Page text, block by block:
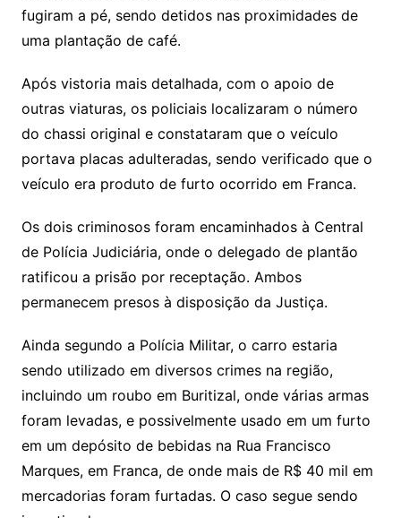
fugiram a pé, sendo detidos nas proximidades de
uma plantação de café.
Após vistoria mais detalhada, com o apoio de
outras viaturas, os policiais localizaram o número
do chassi original e constataram que o veículo
portava placas adulteradas, sendo verificado que o
veículo era produto de furto ocorrido em Franca.
Os dois criminosos foram encaminhados à Central
de Polícia Judiciária, onde o delegado de plantão
ratificou a prisão por receptação. Ambos
permanecem presos à disposição da Justiça.
Ainda segundo a Polícia Militar, o carro estaria
sendo utilizado em diversos crimes na região,
incluindo um roubo em Buritizal, onde várias armas
foram levadas, e possivelmente usado em um furto
em um depósito de bebidas na Rua Francisco
Marques, em Franca, de onde mais de R$ 40 mil em
mercadorias foram furtadas. O caso segue sendo